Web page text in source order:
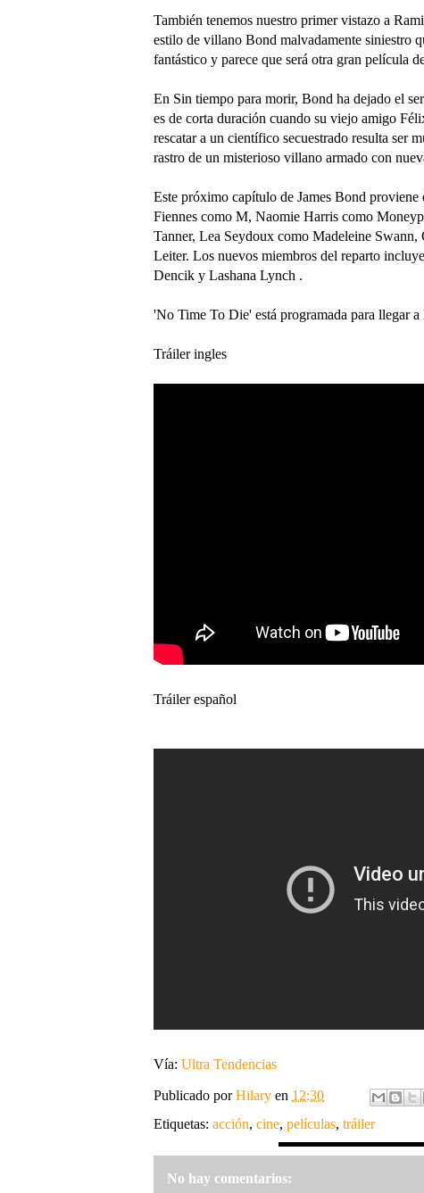
También tenemos nuestro primer vistazo a
estilo de villano Bond malvadamente siniestro
fantástico y parece que será otra gran película
En Sin tiempo para morir, Bond ha dejado el
es de corta duración cuando su viejo amigo
rescatar a un científico secuestrado resulta ser
rastro de un misterioso villano armado con
Este próximo capítulo de James Bond
Fiennes como M, Naomie Harris como
Tanner, Lea Seydoux como Madeleine
Leiter. Los nuevos miembros del reparto
Dencik y Lashana Lynch .
'No Time To Die' está programada para llegar
Tráiler ingles
Tráiler español
Vía: Ultra Tendencias
Publicado porHilary en 12:30
Etiquetas: acción, cine, películas, tráiler
No hay comentarios: